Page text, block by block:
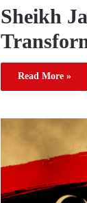
Sheikh
Read More »